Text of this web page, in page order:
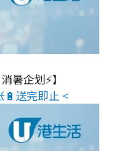
暑企划⚡】
🔋送完即止 <